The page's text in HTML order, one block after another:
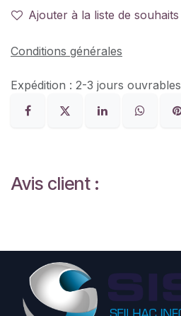
Ajouter à la liste de souhaits
Conditions générales
Expédition : 2-3 jours ouvrables
Avis client :